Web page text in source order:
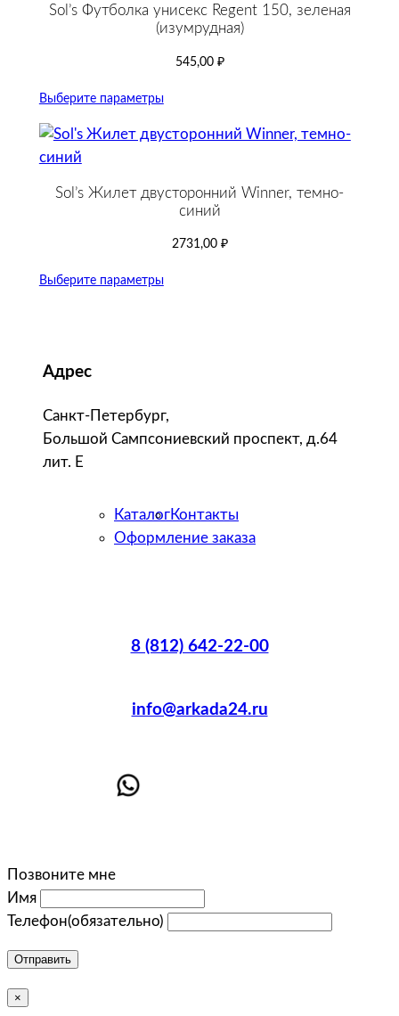
Sol’s Футболка унисекс Regent 150, зеленая
(изумрудная)
545,00 ₽
Выберите параметры
Sol’s Жилет двусторонний Winner, темно-
синий
2731,00 ₽
Выберите параметры
Адрес
Санкт-Петербург,
Большой Сампсониевский проспект, д.64
лит. Е
КаталогКонтакты
Оформление заказа
8 (812) 642-22-00
info@arkada24.ru
Позвоните мне
Имя
Телефон(обязательно)
Отправить
×